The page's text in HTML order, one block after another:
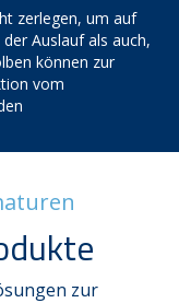
zerlegen, um auf
Auslauf als auch,
können zur
vom
zur